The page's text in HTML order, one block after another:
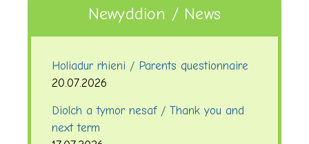
Newyddion / News
Holiadur rhieni / Parents questionnaire
20.07.2026
Diolch a tymor nesaf / Thank you and
next term